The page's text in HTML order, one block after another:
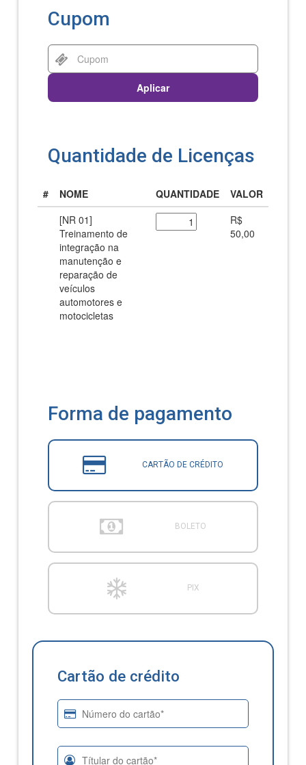
Cupom
Aplicar
Quantidade de Licenças
# NOME QUANTIDADE
VALOR
[NR 01]
Treinamento de
integração na
manutenção e
reparação de
veículos
automotores e
motocicletas
R$
50,00
Forma de pagamento
CARTÃO DE CRÉDITO
BOLETO
PIX
Cartão de crédito